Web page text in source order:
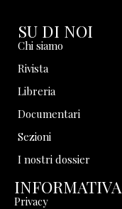
SU DI NOI
Chi siamo
Rivista
Libreria
Documentari
Sezioni
I nostri dossier
INFORMATIVA
Privacy